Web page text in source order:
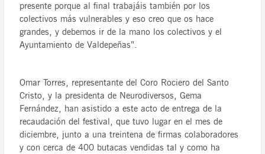
presente porque al final trabajáis también por los
colectivos más vulnerables y eso creo que os hace
grandes, y debemos ir de la mano los colectivos y el
Ayuntamiento de Valdepeñas”.
Omar Torres, representante del Coro Rociero del Santo
Cristo, y la presidenta de Neurodiversos, Gema
Fernández, han asistido a este acto de entrega de la
recaudación del festival, que tuvo lugar en el mes de
diciembre, junto a una treintena de firmas colaboradores
y con cerca de 400 butacas vendidas tal y como ha